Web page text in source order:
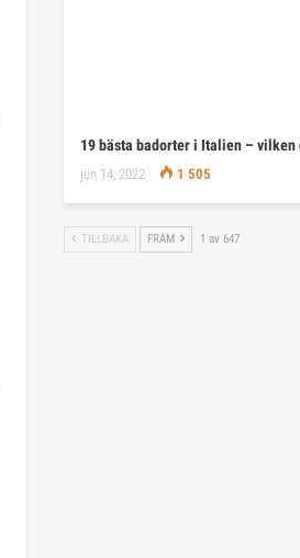
19 bästa badorter i Italien –
jun 14, 2022 1 505
TILLBAKA FRAM 1 av 647